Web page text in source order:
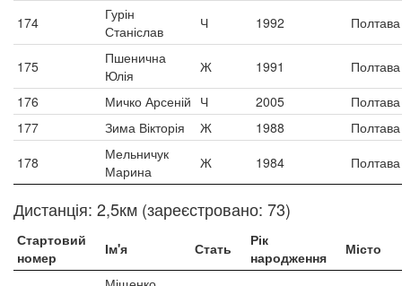
174
Гурін
Станіслав
Ч 1992 Полтава
175
Пшенична
Юлія
Ж 1991
Полтава
176
Мичко Арсеній Ч 2005
Полтава
177
Зима Вікторія Ж 1988
Полтава
178
Мельничук
Марина
Ж 1984 Полтава
Дистанція: 2,5км (зареєстровано: 73)
Стартовий
номер
Ім'я Стать
Рік
народження
Місто